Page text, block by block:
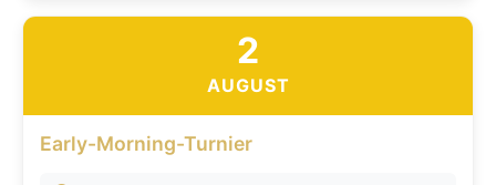
2
AUGUST
Early-Morning-Turnier